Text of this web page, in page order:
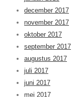
december 2017
november 2017
oktober 2017
september 2017
augustus 2017
juli 2017
juni 2017
mei 2017